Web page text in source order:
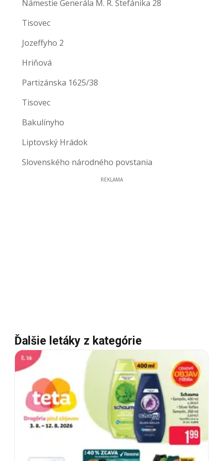
Námestie Generála M. R. Štefánika 28
Tisovec
Jozeffyho 2
Hriňová
Partizánska 1625/38
Tisovec
Bakulínyho
Liptovský Hrádok
Slovenského národného povstania
REKLAMA
Ďalšie letáky z kategórie